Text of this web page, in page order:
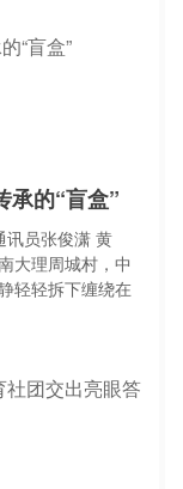
承的“盲盒”
讯员张俊潇 黄
大理周城村，中
轻轻拆下缠绕在